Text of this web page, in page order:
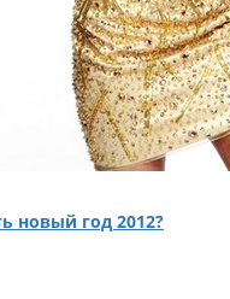
новый год 2012?